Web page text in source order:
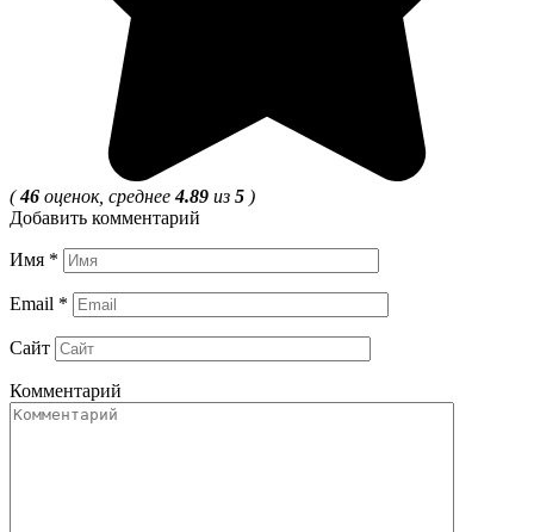
(46 оценок, среднее4.89 из 5 )
Добавить комментарий
Имя *
Email *
Сайт
Комментарий